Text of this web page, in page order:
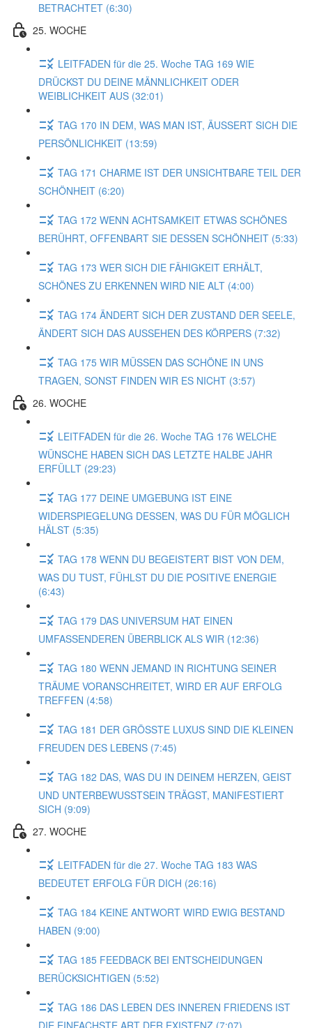
BETRACHTET (6:30)
25. WOCHE
LEITFADEN für die 25. Woche TAG 169 WIE
DRÜCKST DU DEINE MÄNNLICHKEIT ODER
WEIBLICHKEIT AUS (32:01)
TAG 170 IN DEM, WAS MAN IST, ÄUSSERT SICH DIE
PERSÖNLICHKEIT (13:59)
TAG 171 CHARME IST DER UNSICHTBARE TEIL DER
SCHÖNHEIT (6:20)
TAG 172 WENN ACHTSAMKEIT ETWAS SCHÖNES
BERÜHRT, OFFENBART SIE DESSEN SCHÖNHEIT (5:33)
TAG 173 WER SICH DIE FÄHIGKEIT ERHÄLT,
SCHÖNES ZU ERKENNEN WIRD NIE ALT (4:00)
TAG 174 ÄNDERT SICH DER ZUSTAND DER SEELE,
ÄNDERT SICH DAS AUSSEHEN DES KÖRPERS (7:32)
TAG 175 WIR MÜSSEN DAS SCHÖNE IN UNS
TRAGEN, SONST FINDEN WIR ES NICHT (3:57)
26. WOCHE
LEITFADEN für die 26. Woche TAG 176 WELCHE
WÜNSCHE HABEN SICH DAS LETZTE HALBE JAHR
ERFÜLLT (29:23)
TAG 177 DEINE UMGEBUNG IST EINE
WIDERSPIEGELUNG DESSEN, WAS DU FÜR MÖGLICH
HÄLST (5:35)
TAG 178 WENN DU BEGEISTERT BIST VON DEM,
WAS DU TUST, FÜHLST DU DIE POSITIVE ENERGIE
(6:43)
TAG 179 DAS UNIVERSUM HAT EINEN
UMFASSENDEREN ÜBERBLICK ALS WIR (12:36)
TAG 180 WENN JEMAND IN RICHTUNG SEINER
TRÄUME VORANSCHREITET, WIRD ER AUF ERFOLG
TREFFEN (4:58)
TAG 181 DER GRÖSSTE LUXUS SIND DIE KLEINEN
FREUDEN DES LEBENS (7:45)
TAG 182 DAS, WAS DU IN DEINEM HERZEN, GEIST
UND UNTERBEWUSSTSEIN TRÄGST, MANIFESTIERT
SICH (9:09)
27. WOCHE
LEITFADEN für die 27. Woche TAG 183 WAS
BEDEUTET ERFOLG FÜR DICH (26:16)
TAG 184 KEINE ANTWORT WIRD EWIG BESTAND
HABEN (9:00)
TAG 185 FEEDBACK BEI ENTSCHEIDUNGEN
BERÜCKSICHTIGEN (5:52)
TAG 186 DAS LEBEN DES INNEREN FRIEDENS IST
DIE EINFACHSTE ART DER EXISTENZ (7:07)